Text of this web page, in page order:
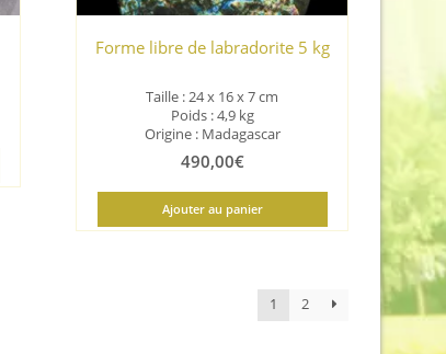
Forme libre de labradorite 5 kg
Taille :24 x 16 x 7 cm
Poids : 4,9 kg
Origine : Madagascar
490,00€
Ajouter au panier
1 2